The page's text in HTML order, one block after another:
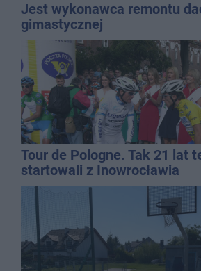
Jest wykonawca remontu
gimastycznej
Tour de Pologne. Tak 21 lat
startowali z Inowrocławia